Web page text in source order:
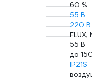
60 %
55 В
220 В
FLUX,
55 В
до
IP21S